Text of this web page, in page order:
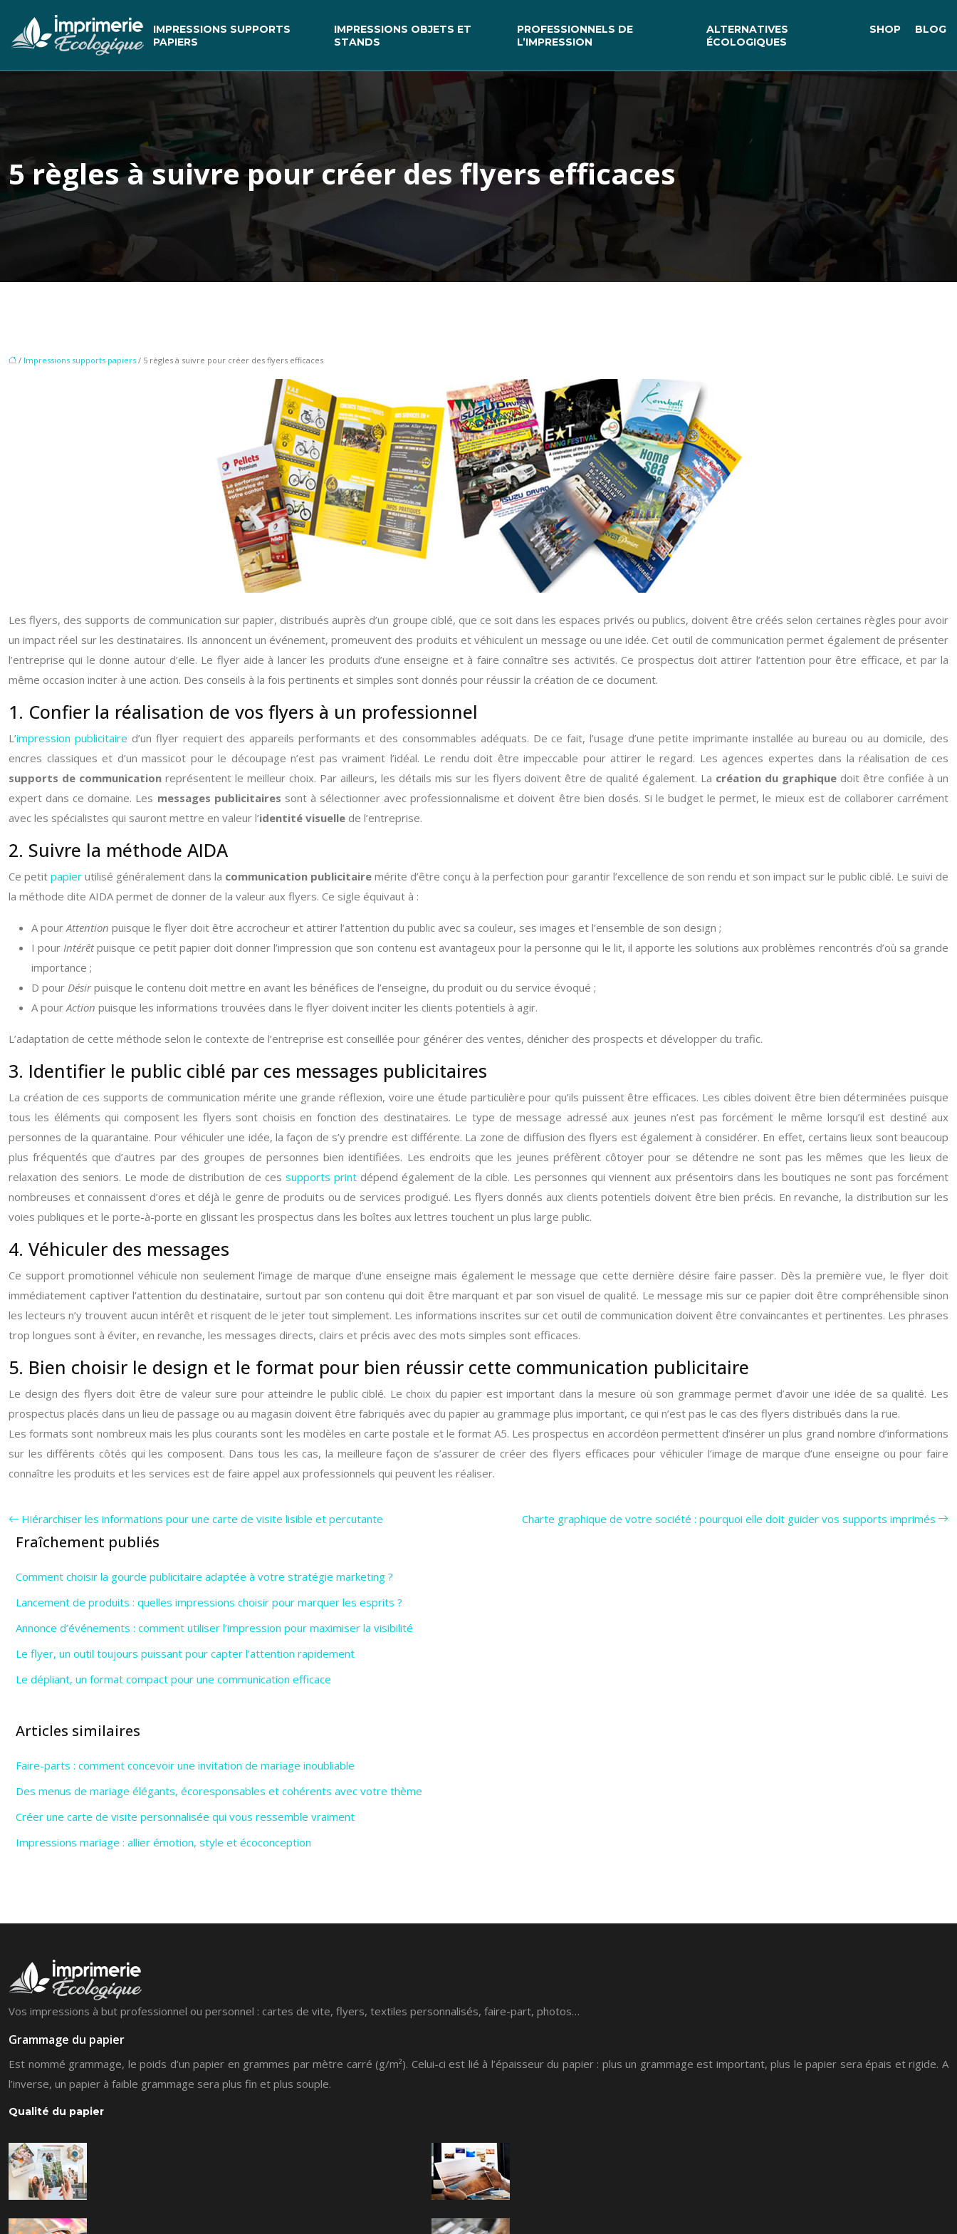
IMPRESSIONS SUPPORTS
PAPIERS
IMPRESSIONS OBJETS ET
STANDS
PROFESSIONNELS DE
L’IMPRESSION
ALTERNATIVES
ÉCOLOGIQUES
SHOP BLOG
5 règles à suivre pour créer des flyers efficaces
/ Impressions supports papiers / 5 règles à suivre pour créer des flyers efficaces
Les flyers, des supports de communication sur papier, distribués auprès d’un groupe ciblé, que ce soit dans les espaces privés ou publics, doivent être créés selon certaines règles pour avoir
un impact réel sur les destinataires. Ils annoncent un événement, promeuvent des produits et véhiculent un message ou une idée. Cet outil de communication permet également de présenter
l’entreprise qui le donne autour d’elle. Le flyer aide à lancer les produits d’une enseigne et à faire connaître ses activités. Ce prospectus doit attirer l’attention pour être efficace, et par la
même occasion inciter à une action. Des conseils à la fois pertinents et simples sont donnés pour réussir la création de ce document.
1. Confier la réalisation de vos flyers à un professionnel
L’impression publicitaire d’un flyer requiert des appareils performants et des consommables adéquats. De ce fait, l’usage d’une petite imprimante installée au bureau ou au domicile, des
encres classiques et d’un massicot pour le découpage n’est pas vraiment l’idéal. Le rendu doit être impeccable pour attirer le regard. Les agences expertes dans la réalisation de ces
supports de communicationreprésentent le meilleur choix. Par ailleurs, les détails mis sur les flyers doivent être de qualité également. La création du graphique doit être confiée à un
expert dans ce domaine. Les messages publicitaires sont à sélectionner avec professionnalisme et doivent être bien dosés. Si le budget le permet, le mieux est de collaborer carrément
avec les spécialistes qui sauront mettre en valeur l’identité visuelle de l’entreprise.
2. Suivre la méthode AIDA
Ce petit papier utilisé généralement dans la communication publicitaire mérite d’être conçu à la perfection pour garantir l’excellence de son rendu et son impact sur le public ciblé. Le suivi de
la méthode dite AIDA permet de donner de la valeur aux flyers. Ce sigle équivaut à :
A pourAttention puisque le flyer doit être accrocheur et attirer l’attention du public avec sa couleur, ses images et l’ensemble de son design ;
I pourIntérêtpuisque ce petit papier doit donner l’impression que son contenu est avantageux pour la personne qui le lit, il apporte les solutions aux problèmes rencontrés d’où sa grande
importance ;
D pour Désirpuisque le contenu doit mettre en avant les bénéfices de l’enseigne, du produit ou du service évoqué ;
A pourAction puisque les informations trouvées dans le flyer doivent inciter les clients potentiels à agir.
L’adaptation de cette méthode selon le contexte de l’entreprise est conseillée pour générer des ventes, dénicher des prospects et développer du trafic.
3. Identifier le public ciblé par ces messages publicitaires
La création de ces supports de communication mérite une grande réflexion, voire une étude particulière pour qu’ils puissent être efficaces. Les cibles doivent être bien déterminées puisque
tous les éléments qui composent les flyers sont choisis en fonction des destinataires. Le type de message adressé aux jeunes n’est pas forcément le même lorsqu’il est destiné aux
personnes de la quarantaine. Pour véhiculer une idée, la façon de s’y prendre est différente. La zone de diffusion des flyers est également à considérer. En effet, certains lieux sont beaucoup
plus fréquentés que d’autres par des groupes de personnes bien identifiées. Les endroits que les jeunes préfèrent côtoyer pour se détendre ne sont pas les mêmes que les lieux de
relaxation des seniors. Le mode de distribution de ces supports printdépend également de la cible. Les personnes qui viennent aux présentoirs dans les boutiques ne sont pas forcément
nombreuses et connaissent d’ores et déjà le genre de produits ou de services prodigué. Les flyers donnés aux clients potentiels doivent être bien précis. En revanche, la distribution sur les
voies publiques et le porte-à-porte en glissant les prospectus dans les boîtes aux lettres touchent un plus large public.
4. Véhiculer des messages
Ce support promotionnel véhicule non seulement l’image de marque d’une enseigne mais également le message que cette dernière désire faire passer. Dès la première vue, le flyer doit
immédiatement captiver l’attention du destinataire, surtout par son contenu qui doit être marquant et par son visuel de qualité. Le message mis sur ce papier doit être compréhensible sinon
les lecteurs n’y trouvent aucun intérêt et risquent de le jeter tout simplement. Les informations inscrites sur cet outil de communication doivent être convaincantes et pertinentes. Les phrases
trop longues sont à éviter, en revanche, les messages directs, clairs et précis avec des mots simples sont efficaces.
5. Bien choisir le design et le format pour bien réussir cette communication publicitaire
Le design des flyers doit être de valeur sure pour atteindre le public ciblé. Le choix du papier est important dans la mesure où son grammage permet d’avoir une idée de sa qualité. Les
prospectus placés dans un lieu de passage ou au magasin doivent être fabriqués avec du papier au grammage plus important, ce qui n’est pas le cas des flyers distribués dans la rue.
Les formats sont nombreux mais les plus courants sont les modèles en carte postale et le format A5. Les prospectus en accordéon permettent d’insérer un plus grand nombre d’informations
sur les différents côtés qui les composent. Dans tous les cas, la meilleure façon de s’assurer de créer des flyers efficaces pour véhiculer l’image de marque d’une enseigne ou pour faire
connaître les produits et les services est de faire appel aux professionnels qui peuvent les réaliser.
Hiérarchiser les informations pour une carte de visite lisible et percutante Charte graphique de votre société : pourquoi elle doit guider vos supports imprimés
Fraîchement publiés
Comment choisir la gourde publicitaire adaptée à votre stratégie marketing ?
Lancement de produits : quelles impressions choisir pour marquer les esprits ?
Annonce d’événements : comment utiliser l’impression pour maximiser la visibilité
Le flyer, un outil toujours puissant pour capter l’attention rapidement
Le dépliant, un format compact pour une communication efficace
Articles similaires
Faire-parts : comment concevoir une invitation de mariage inoubliable
Des menus de mariage élégants, écoresponsables et cohérents avec votre thème
Créer une carte de visite personnalisée qui vous ressemble vraiment
Impressions mariage : allier émotion, style et écoconception
Vos impressions à but professionnel ou personnel : cartes de vite, flyers, textiles personnalisés, faire-part, photos…
Grammage du papier
Est nommé grammage, le poids d’un papier en grammes par mètre carré (g/m²). Celui-ci est lié à l’épaisseur du papier : plus un grammage est important, plus le papier sera épais et rigide. A
l’inverse, un papier à faible grammage sera plus fin et plus souple.
Qualité du papier